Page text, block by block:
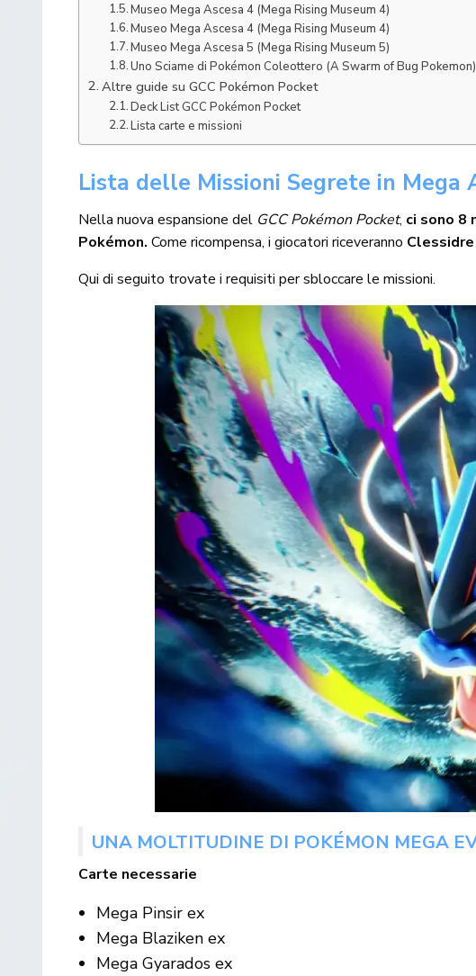
Museo Mega Ascesa 4 (Mega Rising Museum 4)
Museo Mega Ascesa 4 (Mega Rising Museum 4)
Museo Mega Ascesa 5 (Mega Rising Museum 5)
Uno Sciame di Pokémon Coleottero (A Swarm of Bug Pokemon)
Altre guide su GCC Pokémon Pocket
Deck List GCC Pokémon Pocket
Lista carte e missioni
Lista delle Missioni Segrete in Mega
Nella nuova espansione del GCC Pokémon Pocket, ci sono 8
Pokémon. Come ricompensa, i giocatori riceveranno
Qui di seguito trovate i requisiti per sbloccare le missioni.
UNA MOLTITUDINE DI POKÉMON MEGA
Carte necessarie
Mega Pinsir ex
Mega Blaziken ex
Mega Gyarados ex